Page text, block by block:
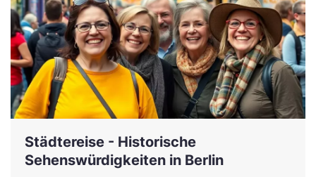
Städtereise - Historische
Sehenswürdigkeiten in Berlin